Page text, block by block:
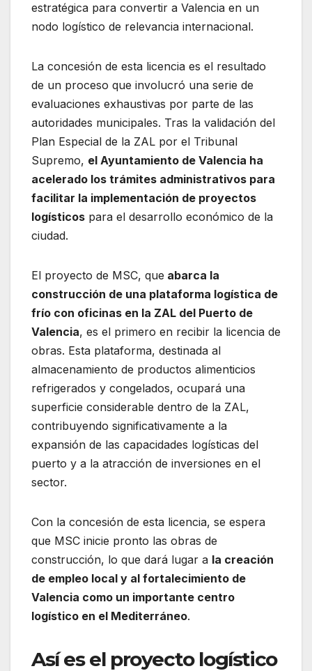
estratégica para convertir a Valencia en un
nodo logístico de relevancia internacional.
La concesión de esta licencia es el resultado
de un proceso que involucró una serie de
evaluaciones exhaustivas por parte de las
autoridades municipales. Tras la validación del
Plan Especial de la ZAL por el Tribunal
Supremo, el Ayuntamiento de Valencia ha
acelerado los trámites administrativos para
facilitar la implementación de proyectos
logísticos para el desarrollo económico de la
ciudad.
El proyecto de MSC, que abarca la
construcción de una plataforma logística de
frío con oficinas en la ZAL del Puerto de
Valencia, es el primero en recibir la licencia de
obras. Esta plataforma, destinada al
almacenamiento de productos alimenticios
refrigerados y congelados, ocupará una
superficie considerable dentro de la ZAL,
contribuyendo significativamente a la
expansión de las capacidades logísticas del
puerto y a la atracción de inversiones en el
sector.
Con la concesión de esta licencia, se espera
que MSC inicie pronto las obras de
construcción, lo que dará lugar a la creación
de empleo local y al fortalecimiento de
Valencia como un importante centro
logístico en el Mediterráneo.
Así es el proyecto logístico